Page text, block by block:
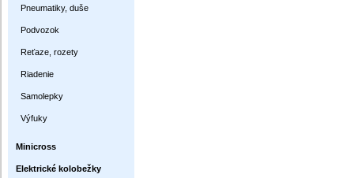
Pneumatiky, duše
Podvozok
Reťaze, rozety
Riadenie
Samolepky
Výfuky
Minicross
Elektrické kolobežky